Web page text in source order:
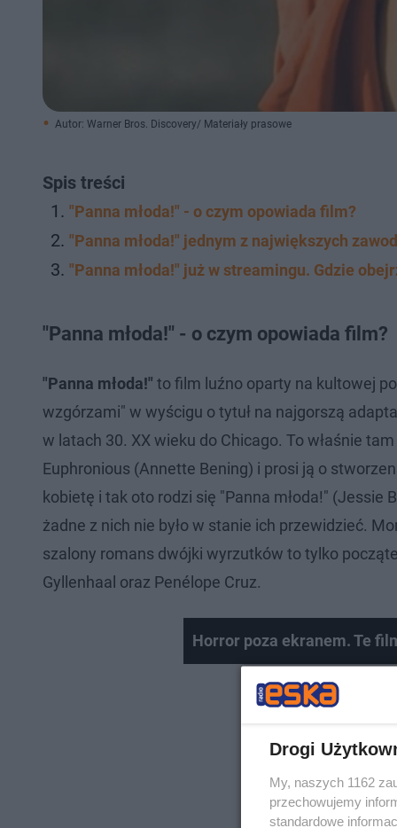
Autor: Warner Bros. Discovery/ Materiały prasowe
Spis treści
"Panna młoda!" - o czym opowiada film?
"Panna młoda!" jednym z największych
"Panna młoda!" już w streamingu. Gdzie
"Panna młoda!" - o czym opowiada film?
"Panna młoda!" to film luźno oparty na kultowej
wzgórzami" w wyścigu o tytuł na najgorszą
w latach 30. XX wieku do Chicago. To właśnie
Euphronious (Annette Bening) i prosi ją o
kobietę i tak oto rodzi się "Panna młoda!"
żadne z nich nie było w stanie ich przewidzieć.
szalony romans dwójki wyrzutków to tylko
Gyllenhaal oraz Penélope Cruz.
Horror poza ekranem. Te
Drogi
My, naszych 1162
przechowujemy
standardowe